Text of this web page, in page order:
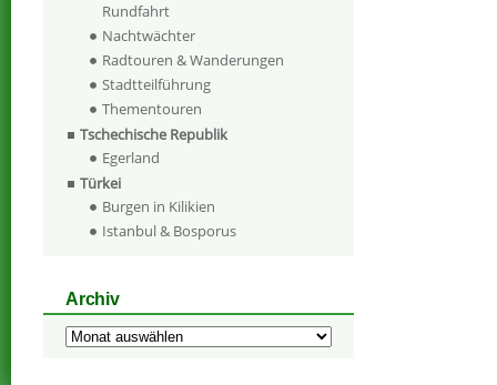
Rundfahrt
Nachtwächter
Radtouren & Wanderungen
Stadtteilführung
Thementouren
Tschechische Republik
Egerland
Türkei
Burgen in Kilikien
Istanbul & Bosporus
Archiv
Archiv